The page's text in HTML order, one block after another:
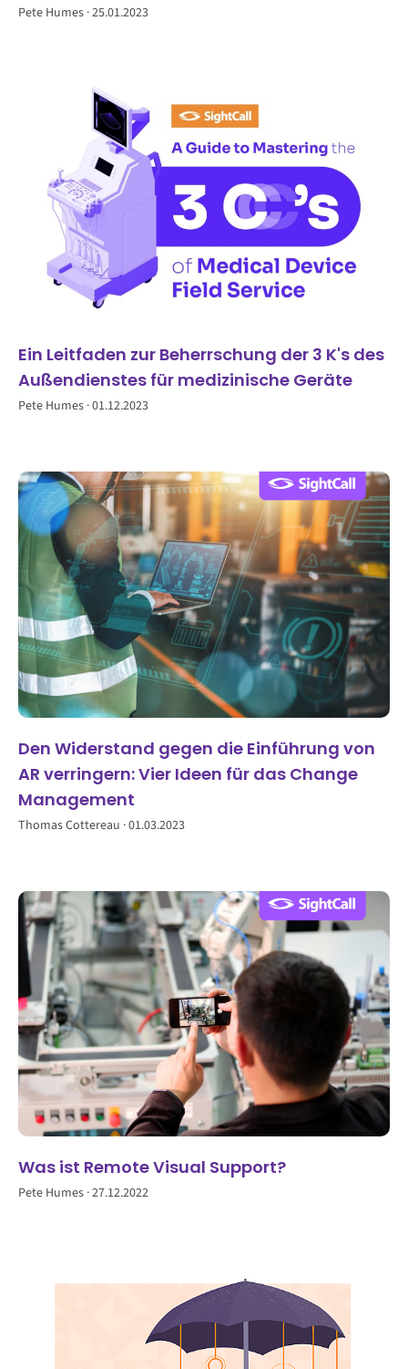
Pete Humes 25.01.2023
Ein Leitfaden zur Beherrschung der 3 K's des
Außendienstes für medizinische Geräte
Pete Humes 01.12.2023
Den Widerstand gegen die Einführung von
AR verringern: Vier Ideen für das Change
Management
Thomas Cottereau 01.03.2023
Was ist Remote Visual Support?
Pete Humes 27.12.2022